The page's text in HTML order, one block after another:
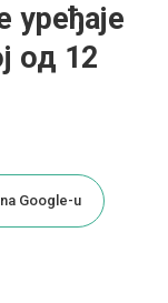
уређаје
од 12
Google-u